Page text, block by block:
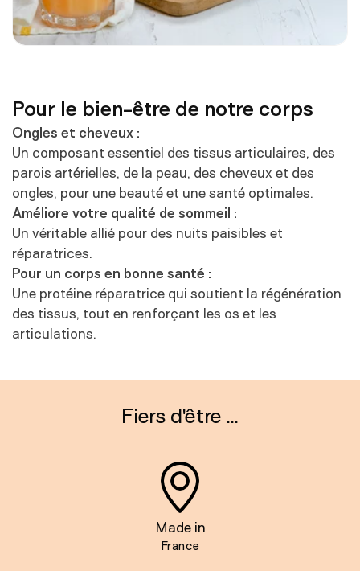
Pour le bien-être de notre corps
Ongles et cheveux :
Un composant essentiel des tissus articulaires, des
parois artérielles, de la peau, des cheveux et des
ongles, pour une beauté et une santé optimales.
Améliore votre qualité de sommeil :
Un véritable allié pour des nuits paisibles et
réparatrices.
Pour un corps en bonne santé :
Une protéine réparatrice qui soutient la régénération
des tissus, tout en renforçant les os et les
articulations.
Fiers d'être ...
Made in
France